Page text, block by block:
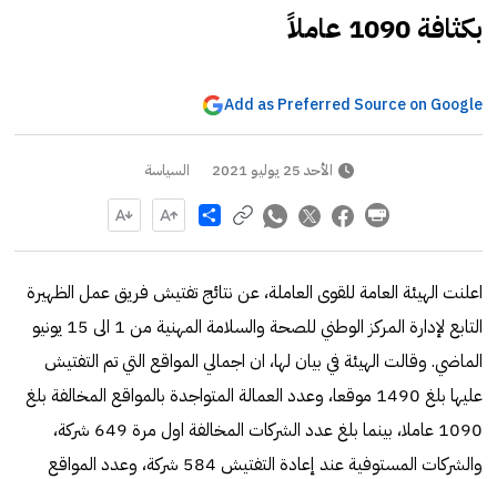
بكثافة 1090 عاملاً
Add as Preferred Source on Google
الأحد 25 يوليو 2021 السياسة
Share
اعلنت الهيئة العامة للقوى العاملة، عن نتائج تفتيش فريق عمل الظهيرة
التابع لإدارة المركز الوطني للصحة والسلامة المهنية من 1 الى 15 يونيو
الماضي. وقالت الهيئة في بيان لها، ان اجمالي المواقع التي تم التفتيش
عليها بلغ 1490 موقعا، وعدد العمالة المتواجدة بالمواقع المخالفة بلغ
1090 عاملا، بينما بلغ عدد الشركات المخالفة اول مرة 649 شركة،
والشركات المستوفية عند إعادة التفتيش 584 شركة، وعدد المواقع